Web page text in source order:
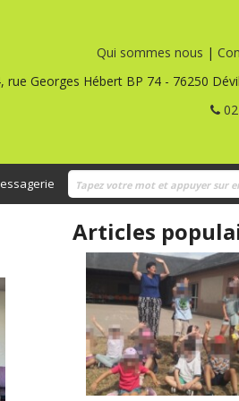
Qui sommes nous |
rue Georges Hébert BP 74 - 76250
Articles